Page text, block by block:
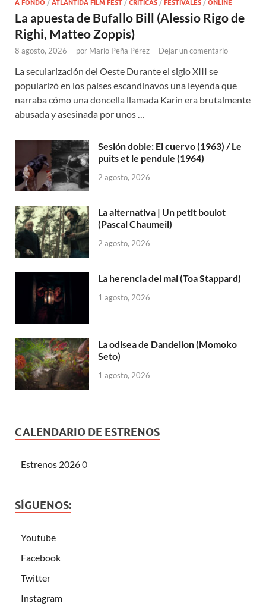
A FONDO / ATLÁNTIDA FILM FEST / CRÍTICAS / FESTIVALES / ONLINE
La apuesta de Bufallo Bill (Alessio Rigo de
Righi, Matteo Zoppis)
8 agosto, 2026 - por Mario Peña Pérez - Dejar un comentario
La secularización del Oeste Durante el siglo XIII se
popularizó en los países escandinavos una leyenda que
narraba cómo una doncella llamada Karin era brutalmente
abusada y asesinada por unos …
Sesión doble: El cuervo (1963) / Le
puits et le pendule (1964)
2 agosto, 2026
La alternativa | Un petit boulot
(Pascal Chaumeil)
2 agosto, 2026
La herencia del mal (Toa Stappard)
1 agosto, 2026
La odisea de Dandelion (Momoko
Seto)
1 agosto, 2026
CALENDARIO DE ESTRENOS
Estrenos 20260
SÍGUENOS:
Youtube
Facebook
Twitter
Instagram